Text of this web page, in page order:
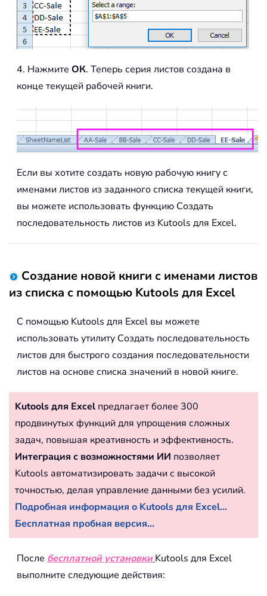
4. Нажмите ОК. Теперь серия листов создана в
конце текущей рабочей книги.
Если вы хотите создать новую рабочую книгу с
именами листов из заданного списка текущей книги,
вы можете использовать функцию Создать
последовательность листов из Kutools для Excel.
Создание новой книги с именами листов
из списка с помощью Kutools для Excel
С помощью Kutools для Excel вы можете
использовать утилиту Создать последовательность
листов для быстрого создания последовательности
листов на основе списка значений в новой книге.
Kutools для Excel предлагает более 300
продвинутых функций для упрощения сложных
задач, повышая креативность и эффективность.
Интеграция с возможностями ИИ позволяет
Kutools автоматизировать задачи с высокой
точностью, делая управление данными без усилий.
Подробная информация о Kutools для Excel...
Бесплатная пробная версия...
После бесплатной установки Kutools для Excel
выполните следующие действия: